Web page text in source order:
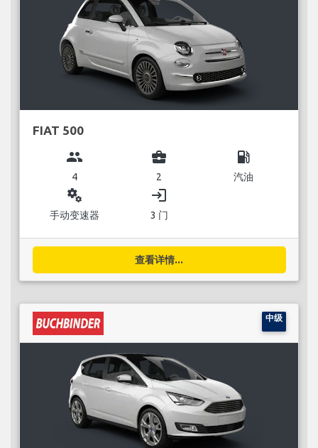
FIAT 500
group
4
business_center
2
local_gas_station
汽油
miscellaneous_services
手动变速器
login
3 门
查看详情...
中级